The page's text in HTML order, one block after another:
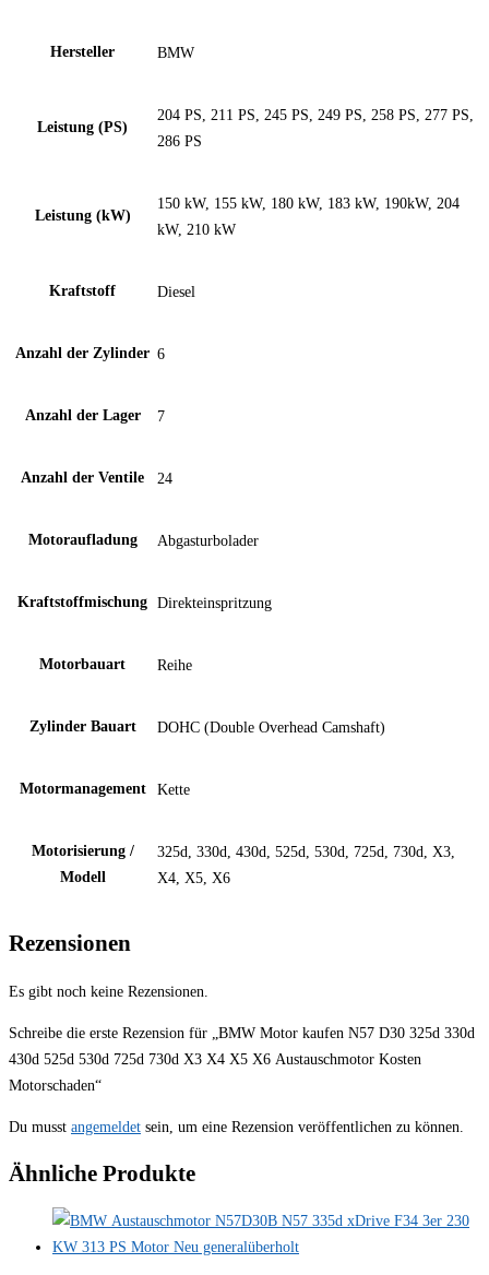
Hersteller BMW
Leistung (PS)
204 PS, 211 PS, 245 PS, 249 PS, 258 PS, 277 PS,
286 PS
Leistung (kW)
150 kW, 155 kW, 180 kW, 183 kW, 190kW, 204
kW, 210 kW
Kraftstoff Diesel
Anzahl der Zylinder 6
Anzahl der Lager 7
Anzahl der Ventile 24
Motoraufladung Abgasturbolader
Kraftstoffmischung Direkteinspritzung
Motorbauart Reihe
Zylinder Bauart DOHC (Double Overhead Camshaft)
Motormanagement Kette
Motorisierung /
Modell
325d, 330d, 430d, 525d, 530d, 725d, 730d, X3,
X4, X5, X6
Rezensionen
Es gibt noch keine Rezensionen.
Schreibe die erste Rezension für „BMW Motor kaufen N57 D30 325d 330d
430d 525d 530d 725d 730d X3 X4 X5 X6 Austauschmotor Kosten
Motorschaden“
Du musst angemeldet sein, um eine Rezension veröffentlichen zu können.
Ähnliche Produkte